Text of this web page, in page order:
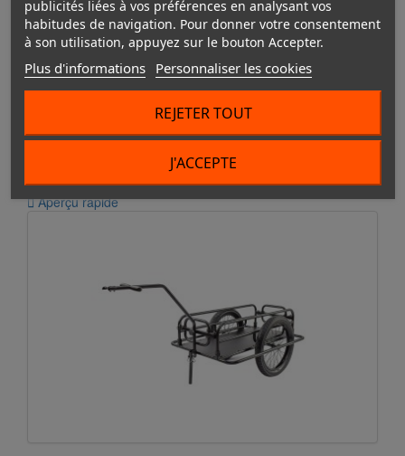
REMORQUE 1 ROUE
SUSPENDUE +...
Aperçu rapide
publicités liées à vos préférences en analysant vos
habitudes de navigation. Pour donner votre consentement
à son utilisation, appuyez sur le bouton Accepter.
Plus d'informations Personnaliser les cookies
REJETER TOUT
J'ACCEPTE